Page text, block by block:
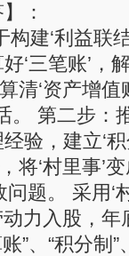
：
建‘利益联
‘三笔账’，
‘资产增值
。 第二步：
验，建立‘
‘村里事’变
问题。 采用‘
力入股，
”、“积分制”